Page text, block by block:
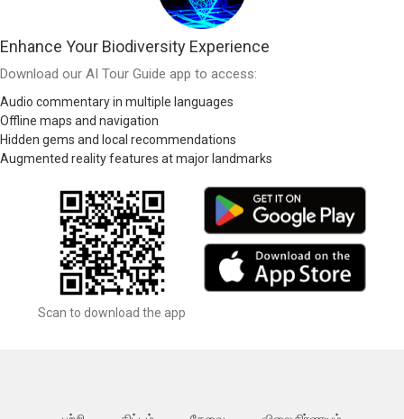
Enhance Your Biodiversity Experience
Download our AI Tour Guide app to access:
Audio commentary in multiple languages
Offline maps and navigation
Hidden gems and local recommendations
Augmented reality features at major landmarks
Scan to download the app